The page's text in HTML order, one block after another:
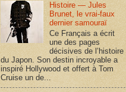
Histoire — Jules
Brunet, le vrai-faux
dernier samouraï
Ce Français a écrit
une des pages
décisives de l’histoire
du Japon. Son destin incroyable a
inspiré Hollywood et offert à Tom
Cruise un de...